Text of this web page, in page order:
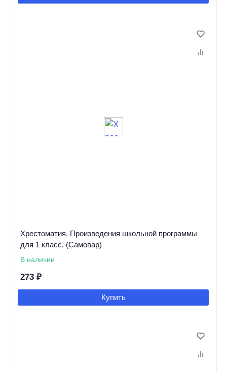
Хрестоматия. Произведения школьной программы
для 1 класс. (Самовар)
В наличии
273 ₽
Купить